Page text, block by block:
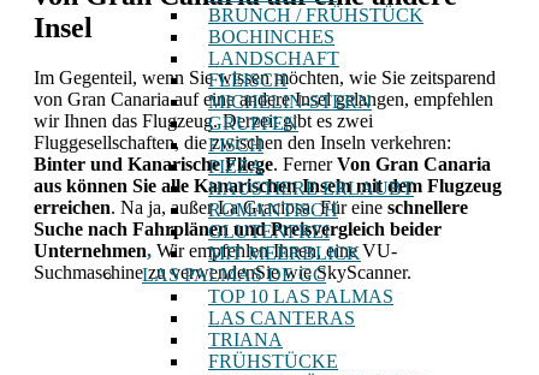
BRUNCH / FRÜHSTÜCK
BOCHINCHES
LANDSCHAFT
FLEISCH
MICHELIN-STERN
GRUPPEN
FISCH
PIZZA
HAUSTIERE ERLAUBT
ROMANTISCH
GLUTENFREI
MIT MEERBLICK
LAS PALMAS DE GC
TOP 10 LAS PALMAS
LAS CANTERAS
TRIANA
FRÜHSTÜCKE
Insel
Im Gegenteil, wenn Sie wissen möchten, wie Sie zeitsparend
von Gran Canaria auf eine andere Insel gelangen, empfehlen
wir Ihnen das Flugzeug. Derzeit gibt es zwei
Fluggesellschaften, die zwischen den Inseln verkehren:
Binter und Kanarische Fliege. FernerVon Gran Canaria
aus können Sie alle Kanarischen Inseln mit dem Flugzeug
erreichen. Na ja, außer La Graciosa. Für eine schnellere
Suche nach Fahrplänen und Preisvergleich beider
Unternehmen, Wir empfehlen Ihnen, eine VU-
Suchmaschine zu verwendenSiewie SkyScanner.